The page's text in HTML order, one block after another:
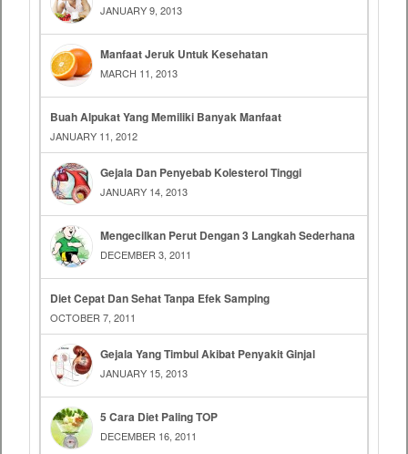
JANUARY 9, 2013
Manfaat Jeruk Untuk Kesehatan
MARCH 11, 2013
Buah Alpukat Yang Memiliki Banyak Manfaat
JANUARY 11, 2012
Gejala Dan Penyebab Kolesterol Tinggi
JANUARY 14, 2013
Mengecilkan Perut Dengan 3 Langkah Sederhana
DECEMBER 3, 2011
Diet Cepat Dan Sehat Tanpa Efek Samping
OCTOBER 7, 2011
Gejala Yang Timbul Akibat Penyakit Ginjal
JANUARY 15, 2013
5 Cara Diet Paling TOP
DECEMBER 16, 2011